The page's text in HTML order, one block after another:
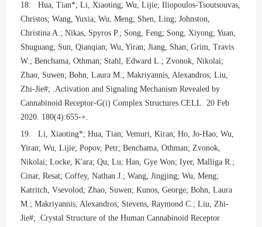
18. Hua, Tian*; Li, Xiaoting; Wu, Lijie; Iliopoulos-Tsoutsouvas,
Christos; Wang, Yuxia; Wu, Meng; Shen, Ling; Johnston,
Christina A.; Nikas, Spyros P.; Song, Feng; Song, Xiyong; Yuan,
Shuguang; Sun, Qianqian; Wu, Yiran; Jiang, Shan; Grim, Travis
W.; Benchama, Othman; Stahl, Edward L.; Zvonok, Nikolai;
Zhao, Suwen; Bohn, Laura M.; Makriyannis, Alexandros; Liu,
Zhi-Jie#; .Activation and Signaling Mechanism Revealed by
Cannabinoid Receptor-G(i) Complex Structures.CELL. 20 Feb
2020. 180(4):655-+.
19. Li, Xiaoting*; Hua, Tian; Vemuri, Kiran; Ho, Jo-Hao; Wu,
Yiran; Wu, Lijie; Popov, Petr; Benchama, Othman; Zvonok,
Nikolai; Locke, K'ara; Qu, Lu; Han, Gye Won; Iyer, Malliga R.;
Cinar, Resat; Coffey, Nathan J.; Wang, Jingjing; Wu, Meng;
Katritch, Vsevolod; Zhao, Suwen; Kunos, George; Bohn, Laura
M.; Makriyannis, Alexandros; Stevens, Raymond C.; Liu, Zhi-
Jie#; .Crystal Structure of the Human Cannabinoid Receptor